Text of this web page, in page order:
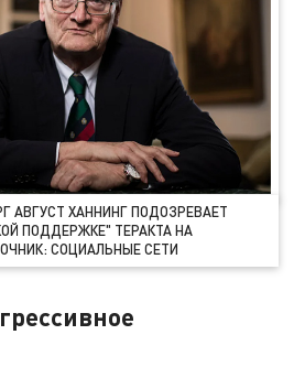
АВГУСТ ХАННИНГ ПОДОЗРЕВАЕТ
ПОДДЕРЖКЕ" ТЕРАКТА НА
СОЦИАЛЬНЫЕ СЕТИ